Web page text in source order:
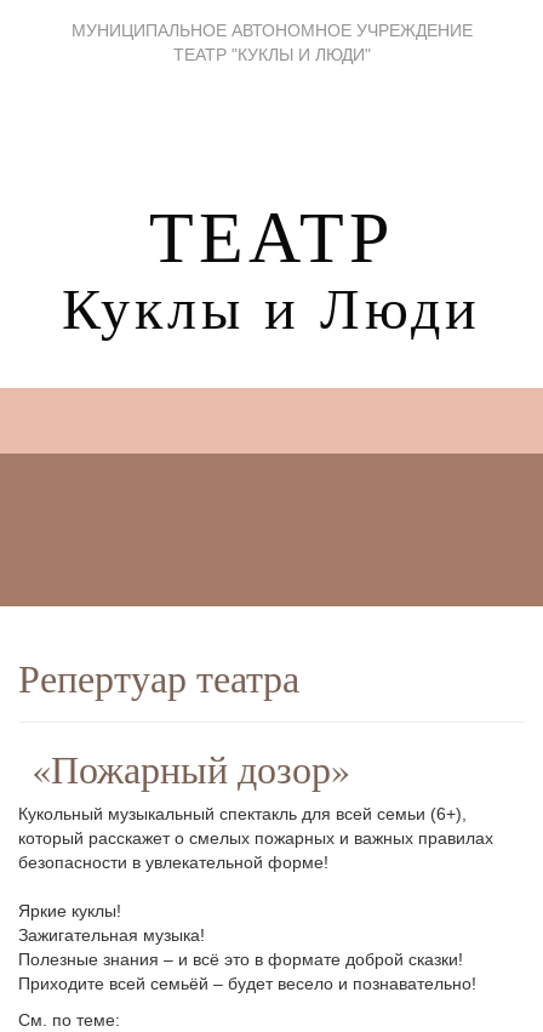
МУНИЦИПАЛЬНОЕ АВТОНОМНОЕ УЧРЕЖДЕНИЕ
ТЕАТР "КУКЛЫ И ЛЮДИ"
ТЕАТР
Куклы и Люди
Репертуар театра
«Пожарный дозор»
Кукольный музыкальный спектакль для всей семьи (6+),
который расскажет о смелых пожарных и важных правилах
безопасности в увлекательной форме!
Яркие куклы!
Зажигательная музыка!
Полезные знания – и всё это в формате доброй сказки!
Приходите всей семьёй – будет весело и познавательно!
См. по теме: